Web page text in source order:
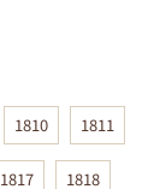
1810 1811
1817 1818